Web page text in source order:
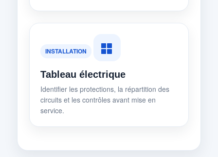
INSTALLATION
Tableau électrique
Identifier les protections, la répartition des
circuits et les contrôles avant mise en
service.